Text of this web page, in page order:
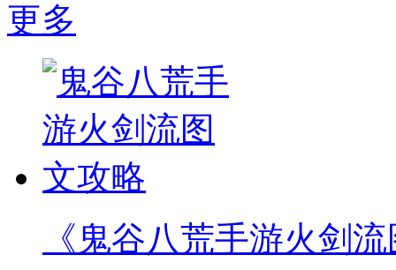
更多
《鬼谷八荒手游火剑